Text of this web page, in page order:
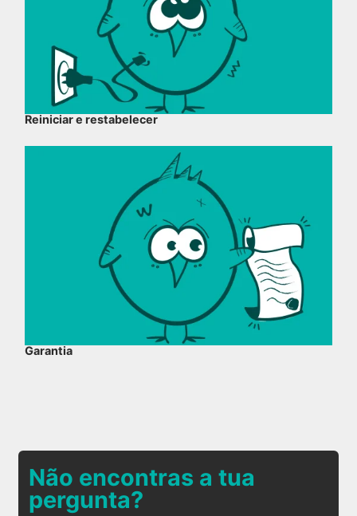
Reiniciar e restabelecer
Garantia
Não encontras a tua
pergunta?